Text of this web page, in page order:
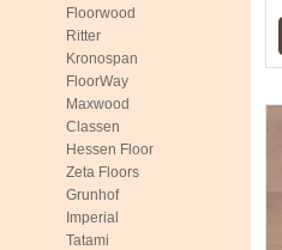
Floorwood
Ritter
Kronospan
FloorWay
Maxwood
Classen
Hessen Floor
Zeta Floors
Grunhof
Imperial
Tatami